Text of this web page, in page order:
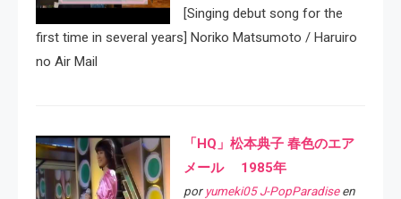
[Singing debut song for the
first time in several years] Noriko Matsumoto / Haruiro
no Air Mail
「HQ」松本典子 春色のエア
メール 1985年
por yumeki05 J-PopParadiseen